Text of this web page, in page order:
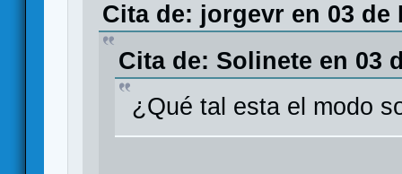
Cita de: jorgevr en 03 de
Cita de: Solinete en 03
¿Qué tal esta el modo